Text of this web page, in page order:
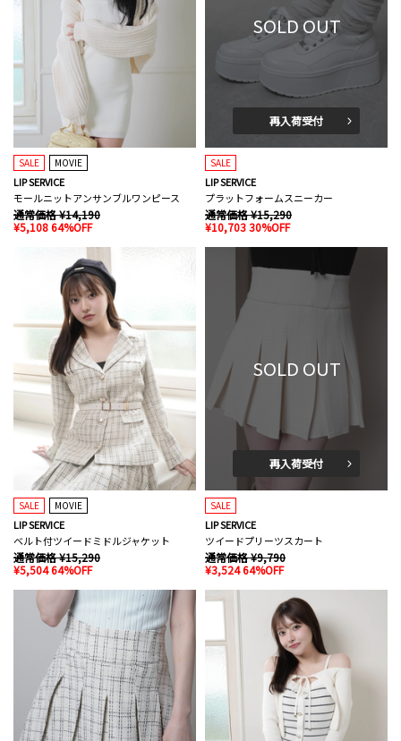
SALE MOVIE
LIP SERVICE
モールニットアンサンブルワンピース
通常価格 ¥14,190
¥5,108 64%OFF
SOLD OUT
再入荷受付
SALE
LIP SERVICE
プラットフォームスニーカー
通常価格 ¥15,290
¥10,703 30%OFF
SALE MOVIE
LIP SERVICE
ベルト付ツイードミドルジャケット
通常価格 ¥15,290
¥5,504 64%OFF
SOLD OUT
再入荷受付
SALE
LIP SERVICE
ツイードプリーツスカート
通常価格 ¥9,790
¥3,524 64%OFF